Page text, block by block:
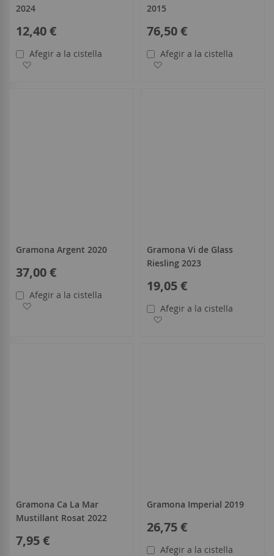
2024
12,40 €
Afegir a la cistella
2015
76,50 €
Afegir a la cistella
Gramona Argent 2020
37,00 €
Afegir a la cistella
Gramona Vi de Glass
Riesling 2023
19,05 €
Afegir a la cistella
Gramona Ca La Mar
Mustillant Rosat 2022
7,95 €
Gramona Imperial 2019
26,75 €
Afegir a la cistella